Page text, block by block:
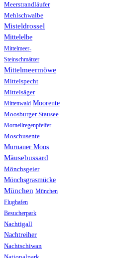
Meerstrandläufer
Mehlschwalbe
Misteldrossel
Mittelelbe
Mittelmeer-
Steinschmätzer
Mittelmeermöwe
Mittelspecht
Mittelsäger
Mittenwald Moorente
Moosburger Stausee
Mornellregenpfeifer
Moschusente
Murnauer Moos
Mäusebussard
Mönchsgeier
Mönchsgrasmücke
München München
Flughafen
Besucherpark
Nachtigall
Nachtreiher
Nachtschiwan